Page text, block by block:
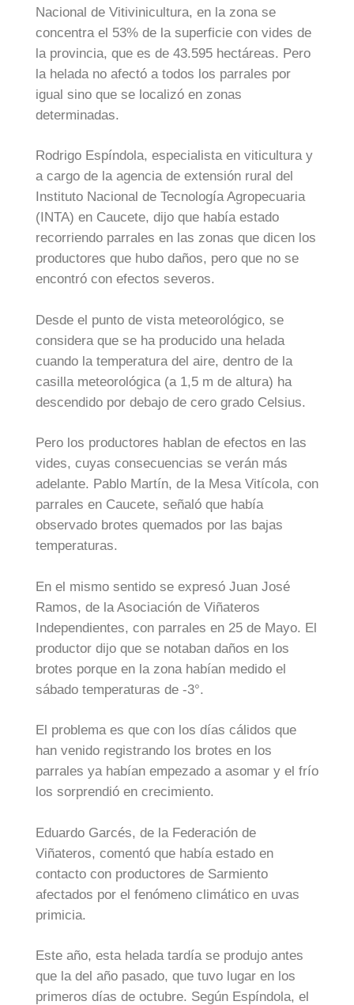
Nacional de Vitivinicultura, en la zona se
concentra el 53% de la superficie con vides de
la provincia, que es de 43.595 hectáreas. Pero
la helada no afectó a todos los parrales por
igual sino que se localizó en zonas
determinadas.
Rodrigo Espíndola, especialista en viticultura y
a cargo de la agencia de extensión rural del
Instituto Nacional de Tecnología Agropecuaria
(INTA) en Caucete, dijo que había estado
recorriendo parrales en las zonas que dicen los
productores que hubo daños, pero que no se
encontró con efectos severos.
Desde el punto de vista meteorológico, se
considera que se ha producido una helada
cuando la temperatura del aire, dentro de la
casilla meteorológica (a 1,5 m de altura) ha
descendido por debajo de cero grado Celsius.
Pero los productores hablan de efectos en las
vides, cuyas consecuencias se verán más
adelante. Pablo Martín, de la Mesa Vitícola, con
parrales en Caucete, señaló que había
observado brotes quemados por las bajas
temperaturas.
En el mismo sentido se expresó Juan José
Ramos, de la Asociación de Viñateros
Independientes, con parrales en 25 de Mayo. El
productor dijo que se notaban daños en los
brotes porque en la zona habían medido el
sábado temperaturas de -3°.
El problema es que con los días cálidos que
han venido registrando los brotes en los
parrales ya habían empezado a asomar y el frío
los sorprendió en crecimiento.
Eduardo Garcés, de la Federación de
Viñateros, comentó que había estado en
contacto con productores de Sarmiento
afectados por el fenómeno climático en uvas
primicia.
Este año, esta helada tardía se produjo antes
que la del año pasado, que tuvo lugar en los
primeros días de octubre. Según Espíndola, el